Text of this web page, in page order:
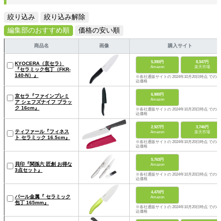
絞り込み
絞り込み解除
編集部のおすすめ順
価格の安い順
商品名 画像 購入サイト
KYOCERA（京セラ）
『セラミック包丁（FKR-
140-N）』
5,390円
Amazon
8,347円
楽天市場
※各社通販サイトの 2024年10月20日時点 での税
込価格
京セラ『ファインプレミ
ア シェフズナイフ ブラッ
ク 16cm』
6,980円
Amazon
※各社通販サイトの 2024年10月20日時点 での税
込価格
ティファール『フィネス
ト セラミック 16.5cm』
2,927円
Amazon
3,746円
楽天市場
※各社通販サイトの 2024年10月20日時点 での税
込価格
貝印『関孫六 匠創 お得な
3点セット』
5,763円
Amazon
※各社通販サイトの 2024年10月20日時点 での税
込価格
パール金属『 セラミック
包丁 165mm』
4,470円
Amazon
※各社通販サイトの 2024年10月20日時点 での税
込価格